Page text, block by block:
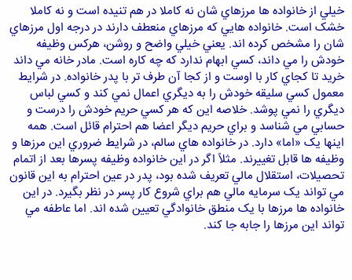
خيلي از خانواده ها مرزهاي شان نه کاملا در هم تنيده است و نه کاملا
خشک است. خانواده هايي که مرزهاي منعطف دارند در درجه اول مرزهاي
شان را مشخص کرده اند. يعني خيلي واضح و روشن، هرکس وظيفه
خودش را مي داند، کسي ابهام ندارد که چه کاره است. مادر خانه مي داند
خريد تا کجاي کار با اوست و از کجا آن طرف تر با پدر خانواده. در شرايط
معمول کسي سليقه خودش را به ديگري اعمال نمي کند و کسي لباس
ديگري را نمي پوشد. خلاصه اين که هر کسي حريم خودش را درست و
حسابي مي شناسد و براي حريم ديگر اعضا هم احترام قائل است. همه
اينها يک «اما» دارد. در خانواده هاي سالم، در شرايط ضروري اين مرزها و
وظيفه ها قابل تغييرند. مثلاً اگر در اين خانواده وظيفه پسرها بعد از اتمام
تحصيلات، استقلال مالي تعريف شده بود، پدر در عين احترام به اين قانون
مي تواند يک سرمايه مالي هم براي شروع کار پسر در نظر بگيرد. در اين
خانواده ها مرزها با يک منطق خانوادگي تعيين شده اند. اما عاطفه مي
تواند اين مرزها را جابه جا کند.